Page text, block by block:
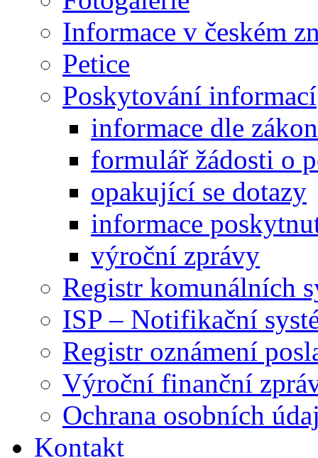
Informace v českém
Petice
Poskytování informací
informace dle
formulář žádosti o
opakující se dotazy
informace
výroční zprávy
Registr komunálních
ISP – Notifikační
Registr oznámení
Výroční finanční
Ochrana osobních
Kontakt